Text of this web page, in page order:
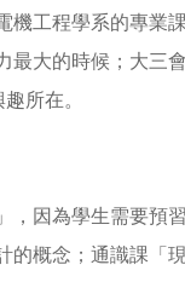
機工程學系的專業
大的時候；大三
所在。
因為學生需要預
的概念；通識課「